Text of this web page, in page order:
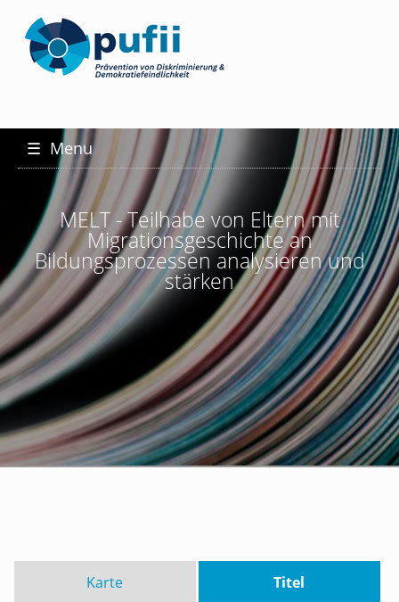
☰ Menu
MELT - Teilhabe von Eltern mit
Migrationsgeschichte an
Bildungsprozessen analysieren und
stärken
Karte Titel